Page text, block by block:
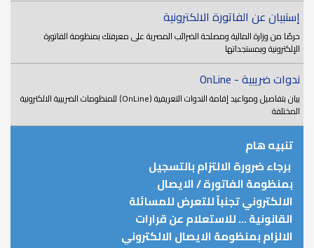
إستبيان عن الفاتورة الالكترونية
حرصًا من وزارة المالية ومصلحة الضرائب المصرية على معرفتك بمنظومة الفاتورة
الإلكترونية وبمستجداتها
ندوات ضريبية - OnLine
بيان بتفاصيل ومواعيد إقامة الندوات التعريفية (OnLine) للمنظومات الضريبية الالكترونية
المختلفة
تنبيه هام
برجاء ضرورة الالتزام بالتسجيل
بمنظومة الفاتورة / الايصال
الالكتروني تجنباً للتعرض للمسائلة
القانونية ... للاستعلام عن قرارات
الالزام بمنظومة الايصال الالكتروني